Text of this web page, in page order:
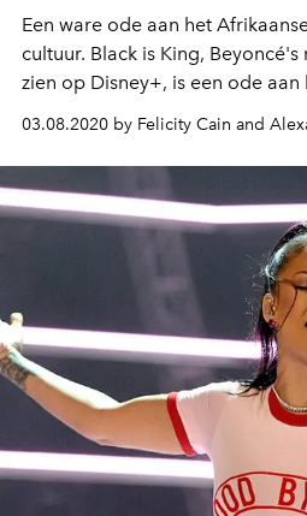
Een ware ode aan het
cultuur. Black is King,
zien op Disney+, is een ode aan
en de zwarte cultuur. Een ware
ultra-modieuze looks,
ontwerpers van het moment.
03.08.2020 by Felicity Cain and